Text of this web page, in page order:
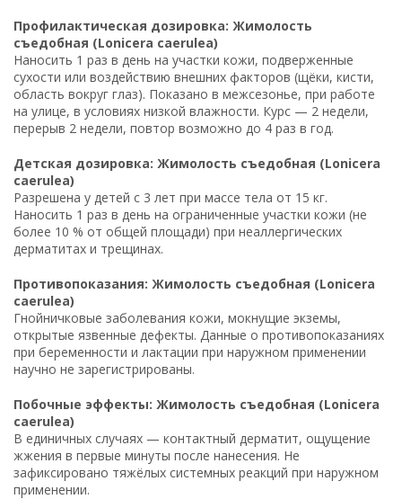
Профилактическая дозировка: Жимолость
съедобная (Lonicera caerulea)
Наносить 1 раз в день на участки кожи, подверженные
сухости или воздействию внешних факторов (щёки, кисти,
область вокруг глаз). Показано в межсезонье, при работе
на улице, в условиях низкой влажности. Курс — 2 недели,
перерыв 2 недели, повтор возможно до 4 раз в год.
Детская дозировка: Жимолость съедобная (Lonicera
caerulea)
Разрешена у детей с 3 лет при массе тела от 15 кг.
Наносить 1 раз в день на ограниченные участки кожи (не
более 10 % от общей площади) при неаллергических
дерматитах и трещинах.
Противопоказания: Жимолость съедобная (Lonicera
caerulea)
Гнойничковые заболевания кожи, мокнущие экземы,
открытые язвенные дефекты. Данные о противопоказаниях
при беременности и лактации при наружном применении
научно не зарегистрированы.
Побочные эффекты: Жимолость съедобная (Lonicera
caerulea)
В единичных случаях — контактный дерматит, ощущение
жжения в первые минуты после нанесения. Не
зафиксировано тяжёлых системных реакций при наружном
применении.